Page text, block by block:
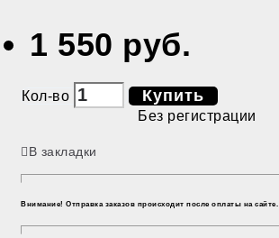
1 550 руб.
Кол-во Купить
Без регистрации
В закладки
Внимание! Отправка заказов происходит после оплаты на сайте.